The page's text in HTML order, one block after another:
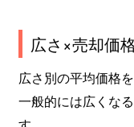
広さ×売却価
広さ別の平均価格
一般的には広くな